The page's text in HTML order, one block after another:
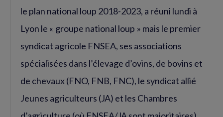
le plan national loup 2018-2023, a réuni lundi à
Lyon le « groupe national loup » mais le premier
syndicat agricole FNSEA, ses associations
spécialisées dans l’élevage d’ovins, de bovins et
de chevaux (FNO, FNB, FNC), le syndicat allié
Jeunes agriculteurs (JA) et les Chambres